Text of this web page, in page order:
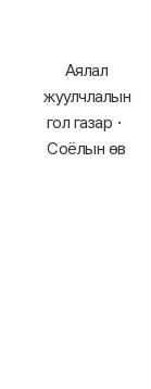
Аялал
жуулчлалын
гол газар・
Соёлын өв